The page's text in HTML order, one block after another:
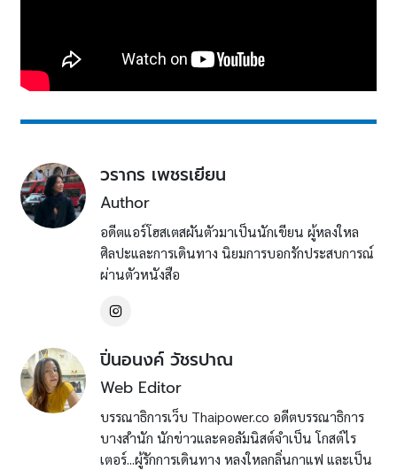
วรากร เพชรเยียน
Author
อดีตแอร์โฮสเตสผันตัวมาเป็นนักเขียน ผู้หลงใหล
ศิลปะและการเดินทาง นิยมการบอกรักประสบการณ์
ผ่านตัวหนังสือ
ปิ่นอนงค์ วัชรปาณ
Web Editor
บรรณาธิการเว็บ Thaipower.co อดีตบรรณาธิการ
บางสำนัก นักข่าวและคอลัมนิสต์จำเป็น โกสต์ไร
เตอร์...ผู้รักการเดินทาง หลงใหลกลิ่นกาแฟ และเป็น